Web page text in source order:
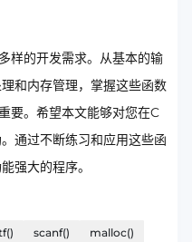
样的开发需求。从基本的输
和内存管理，掌握这些函数
要。希望本文能够对您在C
通过不断练习和应用这些函
强大的程序。
scanf() malloc()